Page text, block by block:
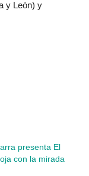
y León) y
presenta El
con la mirada